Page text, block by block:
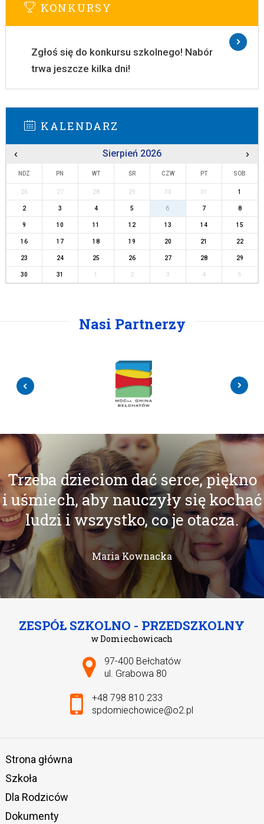
KONKURSY
Zgłoś się do konkursu szkolnego! Nabór
trwa jeszcze kilka dni!
KALENDARZ
‹ Sierpień 2026 ›
NDZ PN WT ŚR CZW PT SOB
26 27 28 29 30 31 1
2 3 4 5 6 7 8
9 10 11 12 13 14 15
16 17 18 19 20 21 22
23 24 25 26 27 28 29
30 31 2 3 4 5
Nasi Partnerzy
Trzeba dzieciom dać serce, piękno
i uśmiech, aby nauczyły się kochać
ludzi i wszystko, co je otacza.
Maria Kownacka
ZESPÓŁ SZKOLNO - PRZEDSZKOLNY
w Domiechowicach
Adres pocztowy:
97-400 Bełchatów
ul. Grabowa 80
+48 798 810 233
spdomiechowice@o2.pl
Strona główna
Szkoła
Dla Rodziców
Dokumenty